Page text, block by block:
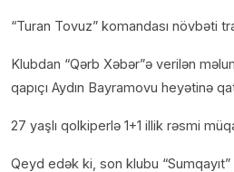
“Turan Tovuz” komandası növbəti
Klubdan “Qərb Xəbər”ə verilən
qapıçı Aydın Bayramovu heyətinə
27 yaşlı qolkiperlə 1+1 illik rəsmi
Qeyd edək ki, son klubu